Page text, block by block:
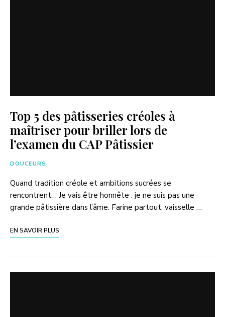
Top 5 des pâtisseries créoles à
maîtriser pour briller lors de
l’examen du CAP Pâtissier
DOUCEURS
Quand tradition créole et ambitions sucrées se
rencontrent… Je vais être honnête : je ne suis pas une
grande pâtissière dans l’âme. Farine partout, vaisselle …
EN SAVOIR PLUS